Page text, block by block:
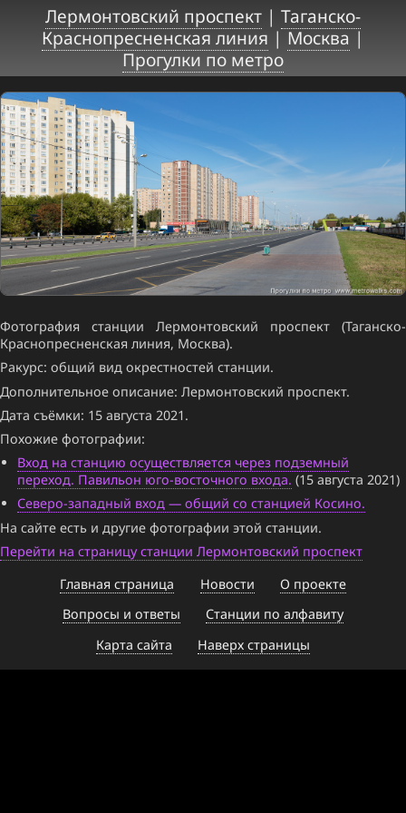
Лермонтовский проспект | Таганско-
Краснопресненская линия |Москва|
Прогулки по метро
Фотография станции Лермонтовский проспект (Таганско-
Краснопресненская линия, Москва).
Ракурс: общий вид окрестностей станции.
Дополнительное описание: Лермонтовский проспект.
Дата съёмки: 15 августа 2021.
Похожие фотографии:
Вход на станцию осуществляется через подземный
переход. Павильон юго-восточного входа. (15 августа 2021)
Северо-западный вход — общий со станцией Косино.
На сайте есть и другие фотографии этой станции.
Перейти на страницу станции Лермонтовский проспект
Главная страница
Новости
О проекте
Вопросы и ответы
Станции по алфавиту
Карта сайта
Наверх страницы